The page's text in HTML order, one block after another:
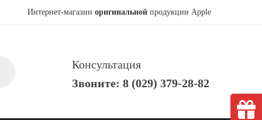
Интернет-магазин оригинальной продукции Apple
Консультация
Звоните: 8 (029) 379-28-82